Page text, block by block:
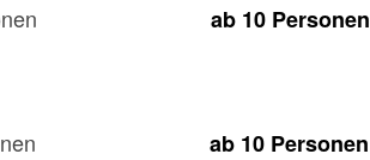
ab 10 Personen
ab 10 Personen